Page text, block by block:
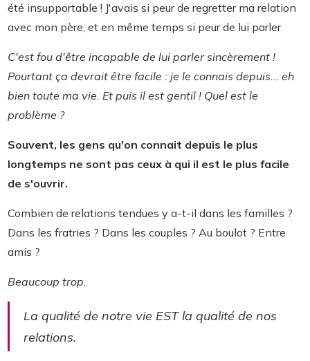
été insupportable ! J'avais si peur de regretter ma relation
avec mon père, et en même temps si peur de lui parler.
C'est fou d'être incapable de lui parler sincèrement !
Pourtant ça devrait être facile : je le connais depuis... eh
bien toute ma vie. Et puis il est gentil ! Quel est le
problème ?
Souvent, les gens qu'on connait depuis le plus
longtemps ne sont pas ceux à qui il est le plus facile
de s'ouvrir.
Combien de relations tendues y a-t-il dans les familles ?
Dans les fratries ? Dans les couples ? Au boulot ? Entre
amis ?
Beaucoup trop.
La qualité de notre vie EST la qualité de nos
relations.